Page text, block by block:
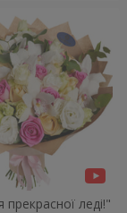
прекрасної леді!"